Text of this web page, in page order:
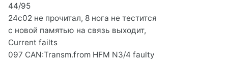
44/95
24c02 не прочитал, 8 нога не тестится
с новой памятью на связь выходит,
Current failts
097 CAN:Transm.from HFM N3/4 faulty